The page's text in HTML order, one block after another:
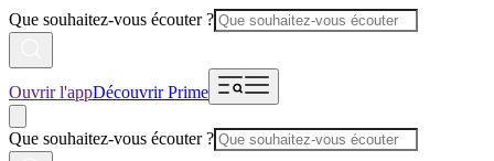
Que souhaitez-vous écouter ?
Ouvrir l'appDécouvrir Prime
Que souhaitez-vous écouter ?